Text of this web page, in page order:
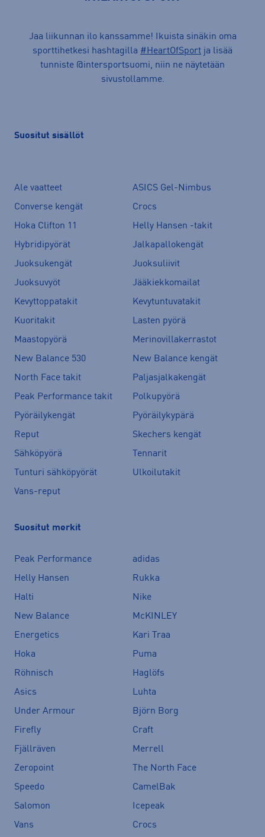
Jaa liikunnan ilo kanssamme! Ikuista sinäkin oma
sporttihetkesi hashtagilla #HeartOfSport ja lisää
tunniste @intersportsuomi, niin ne näytetään
sivustollamme.
Suositut sisällöt
Ale vaatteet
ASICS Gel-Nimbus
Converse kengät
Crocs
Hoka Clifton 11
Helly Hansen -takit
Hybridipyörät
Jalkapallokengät
Juoksukengät
Juoksuliivit
Juoksuvyöt
Jääkiekkomailat
Kevyttoppatakit
Kevytuntuvatakit
Kuoritakit
Lasten pyörä
Maastopyörä
Merinovillakerrastot
New Balance 530
New Balance kengät
North Face takit
Paljasjalkakengät
Peak Performance takit
Polkupyörä
Pyöräilykengät
Pyöräilykypärä
Reput
Skechers kengät
Sähköpyörä
Tennarit
Tunturi sähköpyörät
Ulkoilutakit
Vans-reput
Suositut merkit
Peak Performance
adidas
Helly Hansen
Rukka
Halti
Nike
New Balance
McKINLEY
Energetics
Kari Traa
Hoka
Puma
Röhnisch
Haglöfs
Asics
Luhta
Under Armour
Björn Borg
Firefly
Craft
Fjällräven
Merrell
Zeropoint
The North Face
Speedo
CamelBak
Salomon
Icepeak
Vans
Crocs